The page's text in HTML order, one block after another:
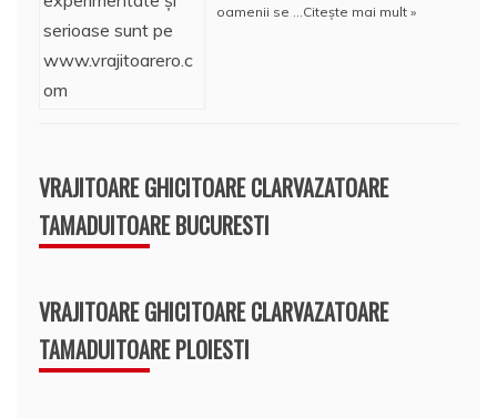
oamenii se …Citește mai mult »
VRAJITOARE GHICITOARE CLARVAZATOARE
TAMADUITOARE BUCURESTI
VRAJITOARE GHICITOARE CLARVAZATOARE
TAMADUITOARE PLOIESTI